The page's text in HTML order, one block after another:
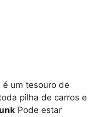
é um tesouro de
pilha de carros e
Pode estar